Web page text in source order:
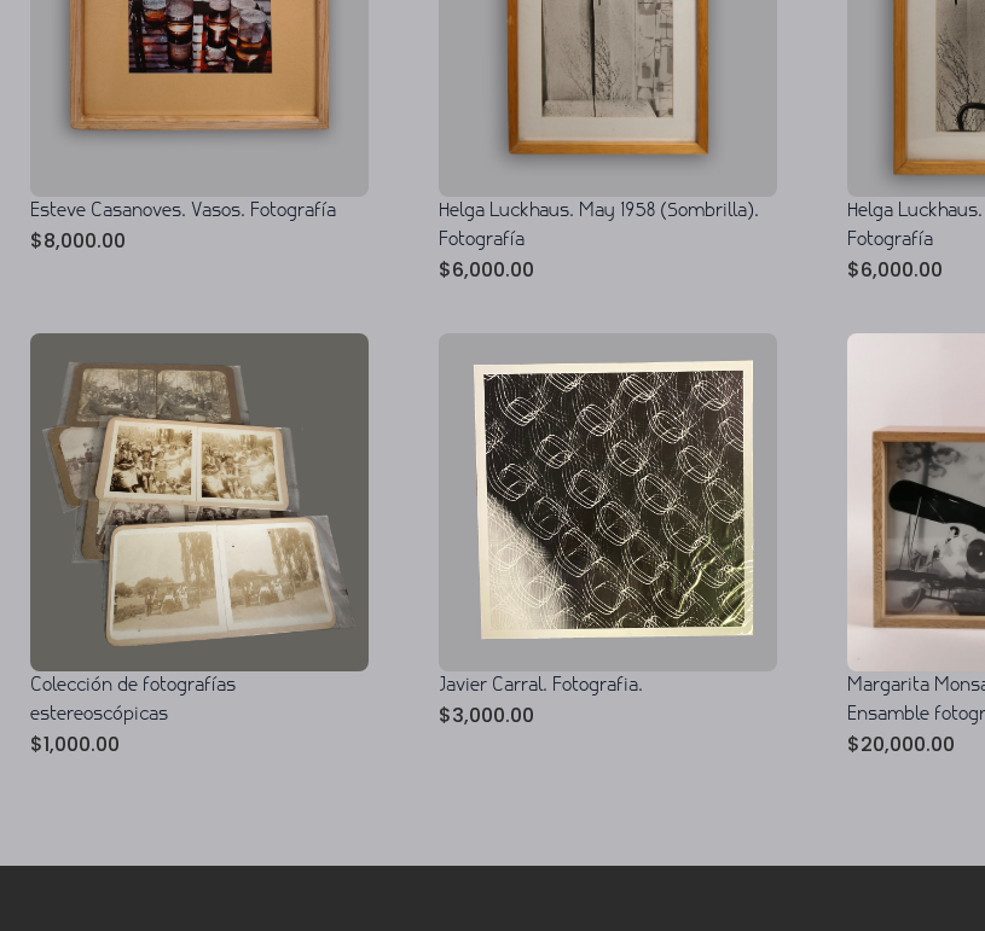
Esteve Casanoves. Vasos. Fotografía
$8,000.00
Helga Luckhaus. May 1958 (Sombrilla).
Fotografía
$6,000.00
Helga
Fotografía
$6,000.00
Colección de fotografías
estereoscópicas
$1,000.00
Javier Carral. Fotografia.
$3,000.00
Margarita
Ensamble
$20,000.00